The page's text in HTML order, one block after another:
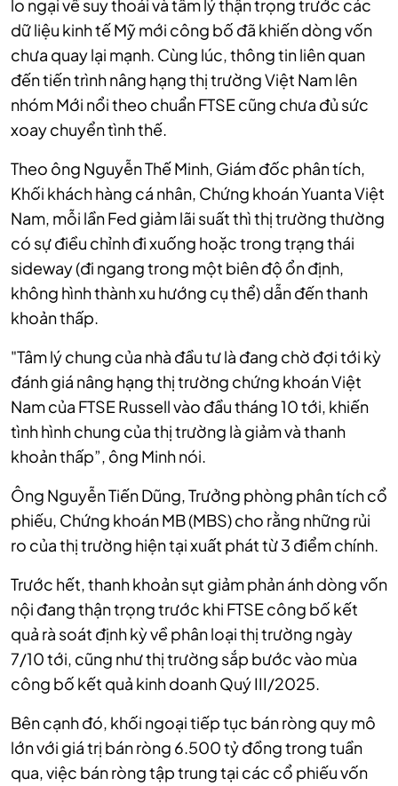
lo ngại về suy thoái và tâm lý thận trọng trước các
dữ liệu kinh tế Mỹ mới công bố đã khiến dòng vốn
chưa quay lại mạnh. Cùng lúc, thông tin liên quan
đến tiến trình nâng hạng thị trường Việt Nam lên
nhóm Mới nổi theo chuẩn FTSE cũng chưa đủ sức
xoay chuyển tình thế.
Theo ông Nguyễn Thế Minh, Giám đốc phân tích,
Khối khách hàng cá nhân, Chứng khoán Yuanta Việt
Nam, mỗi lần Fed giảm lãi suất thì thị trường thường
có sự điều chỉnh đi xuống hoặc trong trạng thái
sideway (đi ngang trong một biên độ ổn định,
không hình thành xu hướng cụ thể) dẫn đến thanh
khoản thấp.
"Tâm lý chung của nhà đầu tư là đang chờ đợi tới kỳ
đánh giá nâng hạng thị trường chứng khoán Việt
Nam của FTSE Russell vào đầu tháng 10 tới, khiến
tình hình chung của thị trường là giảm và thanh
khoản thấp”, ông Minh nói.
Ông Nguyễn Tiến Dũng, Trưởng phòng phân tích cổ
phiếu, Chứng khoán MB (MBS) cho rằng những rủi
ro của thị trường hiện tại xuất phát từ 3 điểm chính.
Trước hết, thanh khoản sụt giảm phản ánh dòng vốn
nội đang thận trọng trước khi FTSE công bố kết
quả rà soát định kỳ về phân loại thị trường ngày
7/10 tới, cũng như thị trường sắp bước vào mùa
công bố kết quả kinh doanh Quý III/2025.
Bên cạnh đó, khối ngoại tiếp tục bán ròng quy mô
lớn với giá trị bán ròng 6.500 tỷ đồng trong tuần
qua, việc bán ròng tập trung tại các cổ phiếu vốn